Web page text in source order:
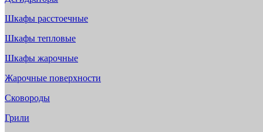
Шкафы расстоечные
Шкафы тепловые
Шкафы жарочные
Жарочные поверхности
Сковороды
Грили